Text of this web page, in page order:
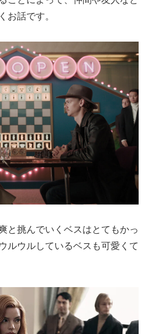
お話です。
と挑んでいくベスはとてもかっ
ルウルしているベスも可愛くて